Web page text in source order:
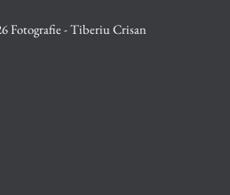
Fotografie - Tiberiu Crisan